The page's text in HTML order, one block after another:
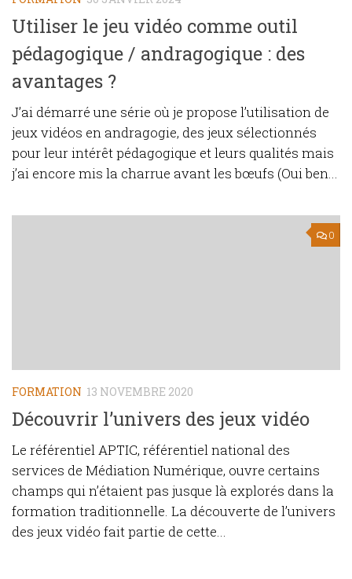
Utiliser le jeu vidéo comme outil
pédagogique / andragogique : des
avantages ?
J’ai démarré une série où je propose l’utilisation de
jeux vidéos en andragogie, des jeux sélectionnés
pour leur intérêt pédagogique et leurs qualités mais
j’ai encore mis la charrue avant les bœufs (Oui ben...
0
FORMATION 13 NOVEMBRE 2020
Découvrir l’univers des jeux vidéo
Le référentiel APTIC, référentiel national des
services de Médiation Numérique, ouvre certains
champs qui n’étaient pas jusque là explorés dans la
formation traditionnelle. La découverte de l’univers
des jeux vidéo fait partie de cette...